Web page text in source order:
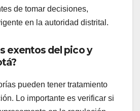
de tomar decisiones,
en la autoridad distrital.
exentos del pico y
pueden tener tratamiento
Lo importante es verificar si